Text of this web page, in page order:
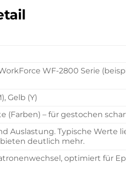
WF-2800 Serie
Gelb (Y)
(Farben) – für gestochen
Auslastung. Typische Werte
deutlich mehr.
optimiert für